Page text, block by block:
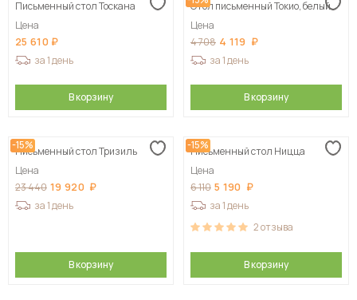
Письменный стол Тоскана
Цена
25 610
за 1 день
В корзину
Стол письменный Токио, белый
Цена
4 708 4 119
за 1 день
В корзину
-15%
Письменный стол Тризиль
Цена
23 440 19 920
за 1 день
В корзину
-15%
Письменный стол Ницца
Цена
6 110 5 190
за 1 день
2отзыва
В корзину